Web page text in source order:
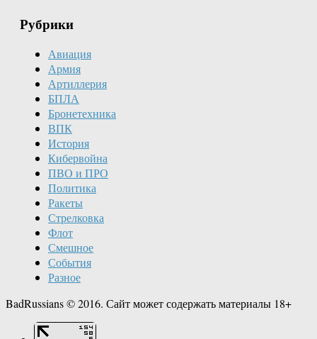
Рубрики
Авиация
Армия
Артиллерия
БПЛА
Бронетехника
ВПК
История
Кибервойна
ПВО и ПРО
Политика
Ракеты
Стрелковка
Флот
Смешное
События
Разное
BadRussians © 2016. Сайт может содержать материалы 18+